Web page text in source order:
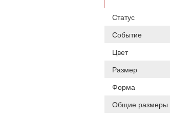
Статус
Событие
Цвет
Размер
Форма
Общие размеры